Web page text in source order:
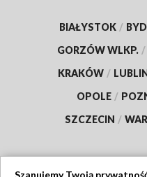
BIAŁYSTOK /
GORZÓW WLKP. /
KRAKÓW /
OPOLE /
SZCZECIN /
Szanujemy Twoją